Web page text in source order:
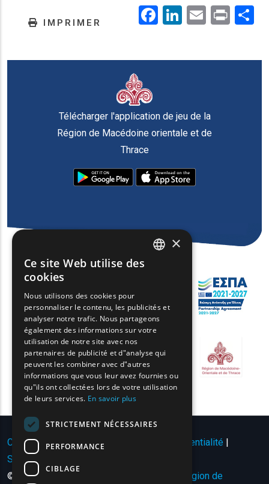
IMPRIMER Facebook
LinkedIn
EmailPrint
Télécharger l'application de jeu de la
Région de Macédoine orientale et de
Thrace
Conditions d'utilisation | Politique de confidentialité |
Sitemap
© Copyright 2024 - Tous droits réservés
Région de
FRENCH
BULGARIAN
GERMAN
ROMANIAN
TURKISH
×
Ce site Web utilise des
cookies
Nous utilisons des cookies pour
personnaliser le contenu, les publicités et
analyser notre trafic. Nous partageons
également des informations sur votre
utilisation de notre site avec nos
partenaires de publicité et d"analyse qui
peuvent les combiner avec d"autres
informations que vous leur avez fournies ou
qu"ils ont collectées lors de votre utilisation
de leurs services. En savoir plus
STRICTEMENT NÉCESSAIRES
PERFORMANCE
CIBLAGE